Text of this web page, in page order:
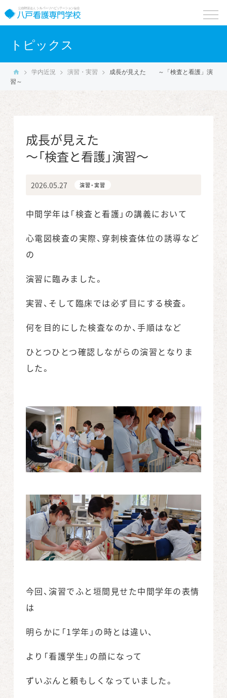
toggle
トピックス
> 学内近況 > 演習・実習 > 成長が見えた
～「検査と看護」演
習～
成長が見えた
～「検査と看護」演習～
2026.05.27 演習・実習
中間学年は「検査と看護」の講義において
心電図検査の実際、穿刺検査体位の誘導など
の
演習に臨みました。
実習、そして臨床では必ず目にする検査。
何を目的にした検査なのか、手順はなど
ひとつひとつ確認しながらの演習となりま
した。
今回、演習でふと垣間見せた中間学年の表情
は
明らかに「1学年」の時とは違い、
より「看護学生」の顔になって
ずいぶんと頼もしくなっていました。